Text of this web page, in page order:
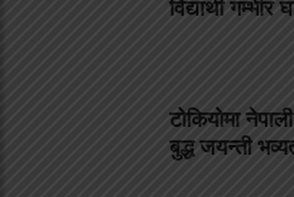
विद्यार्थी
टोकियोमा
बुद्ध जयन्ती